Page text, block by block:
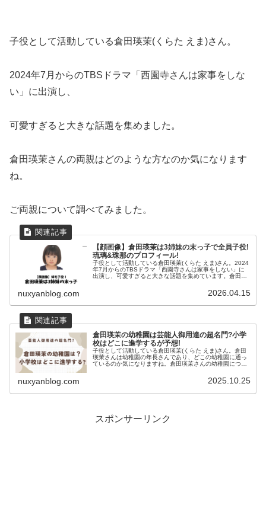
子役として活動している倉田瑛茉(くらた えま)さん。
2024年7月からのTBSドラマ「西園寺さんは家事をしな
い」に出演し、
可愛すぎると大きな話題を集めました。
倉田瑛茉さんの両親はどのような方なのか気になります
ね。
ご両親について調べてみました。
【顔画像】倉田瑛茉は3姉妹の末っ子で全員子役!
琉璃&珠那のプロフィール!
子役として活動している倉田瑛茉(くらた えま)さん。2024
年7月からのTBSドラマ「西園寺さんは家事をしない」に
出演し、可愛すぎると大きな話題を集めています。倉田瑛
nuxyanblog.com 2026.04.15
倉田瑛茉の幼稚園は芸能人御用達の超名門?小学
校はどこに進学するが予想!
子役として活動している倉田瑛茉(くらた えま)さん。倉田
瑛茉さんは幼稚園の年長さんであり、どこの幼稚園に通っ
ているのか気になりますね。倉田瑛茉さんの幼稚園につい
nuxyanblog.com 2025.10.25
スポンサーリンク